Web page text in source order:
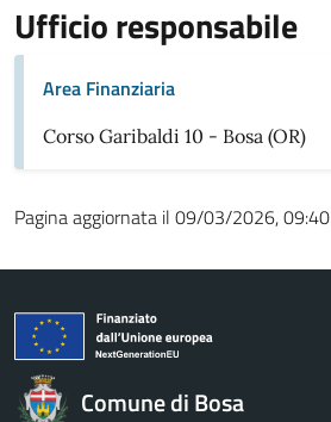
Ufficio responsabile
Area Finanziaria
Corso Garibaldi 10 - Bosa (OR)
Pagina aggiornata il 09/03/2026, 09:40
Comune di Bosa